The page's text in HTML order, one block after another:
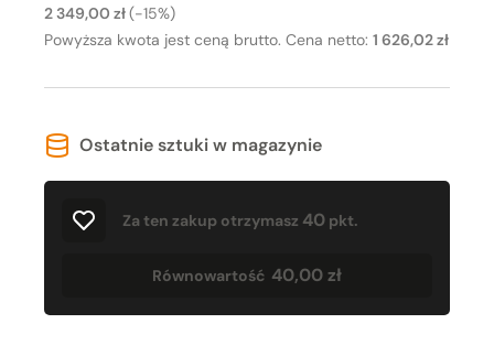
2 349,00 zł(-15%)
Powyższa kwota jest ceną brutto. Cena netto: 1 626,02 zł
Ostatnie sztuki w magazynie
Za ten zakup otrzymasz 40 pkt.
Równowartość 40,00 zł